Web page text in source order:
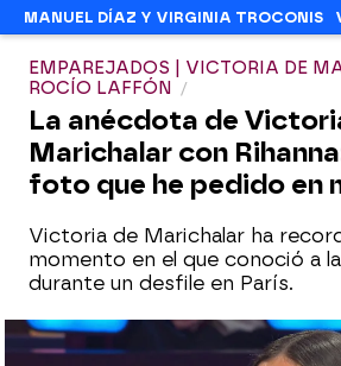
MANUEL DÍAZ Y VIRGINIA TROCONIS
EMPAREJADOS | VICTORIA DE
ROCÍO LAFFÓN
La anécdota de
Marichalar con
foto que he pedido en
Victoria de Marichalar ha
momento en el que conoció a
durante un desfile en París.
Rochi Laffón acusa de ser